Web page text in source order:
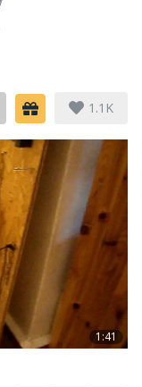
1.1K
1:41